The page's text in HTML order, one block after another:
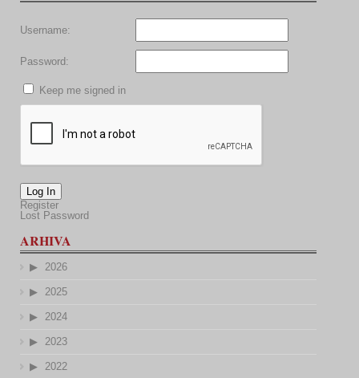
Username:
Password:
Keep me signed in
Log In
Register
Lost Password
ARHIVA
2026
2025
2024
2023
2022